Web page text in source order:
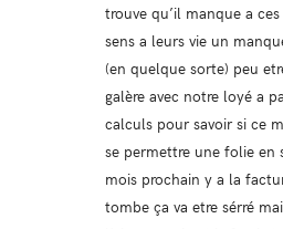
trouve qu’il manque a
sens a leurs vie un
(en quelque sorte) peu
galère avec notre loyé a
calculs pour savoir si ce
se permettre une folie en
mois prochain y a la
tombe ça va etre sérré